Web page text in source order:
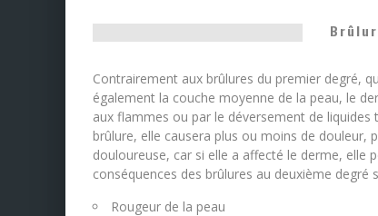
Contrairement aux brûlures du premier degré,
également la couche moyenne de la peau, le
aux flammes ou par le déversement de liquides
brûlure, elle causera plus ou moins de
douloureuse, car si elle a affecté le derme, elle
conséquences des brûlures au deuxième degré
Rougeur de la peau